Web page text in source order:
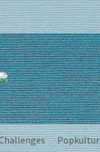
Popkultur